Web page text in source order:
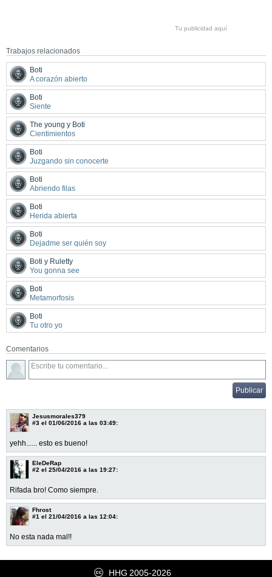
Tu publicidad aquí
Trabajos relacionados
Boti
A corazón abierto
Boti
Siente
The young y Boti
Cientimientos
Boti
Juzgando sin conocerte
Boti
Abriendo filas
Boti
Herida abierta
Boti
Dejadme ser quién soy
Boti y Ruletty
You gonna see
Boti
Metamorfosis
Boti
Tu otro yo
Comentarios
Jesusmorales379
#3 el 01/06/2016 a las 03:49:
yehh...... esto es bueno!
EleDeRap
#2 el 25/04/2016 a las 19:27:
Rifada bro! Como siempre.
Fhrost
#1 el 21/04/2016 a las 12:04:
No esta nada mal!!
HHG 2005-2026